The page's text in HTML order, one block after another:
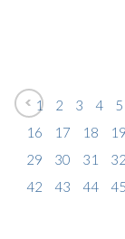
1 2 3 4 5
16
17 18 19
29
30 31 32
42
43 44 45